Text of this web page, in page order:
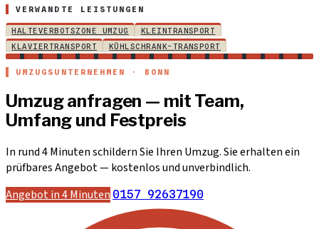
VERWANDTE LEISTUNGEN
HALTEVERBOTSZONE UMZUG
KLEINTRANSPORT
KLAVIERTRANSPORT
KÜHLSCHRANK-TRANSPORT
UMZUGSUNTERNEHMEN · BONN
Umzug anfragen — mit Team,
Umfang und Festpreis
In rund 4 Minuten schildern Sie Ihren Umzug. Sie erhalten ein
prüfbares Angebot — kostenlos und unverbindlich.
Angebot in 4 Minuten 0157 92637190